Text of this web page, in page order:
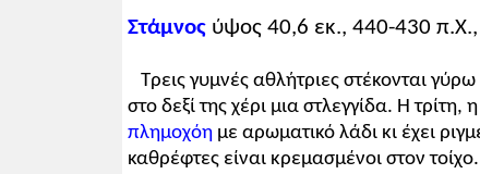
Στάμνοςύψος 40,6 εκ., 440-430
Τρεις γυμνές αθλήτριες στέκονται
στο δεξί της χέρι μια στλεγγίδα. Η τρίτη,
πλημοχόημε αρωματικό λάδι κι έχει
καθρέφτες είναι κρεμασμένοι στον